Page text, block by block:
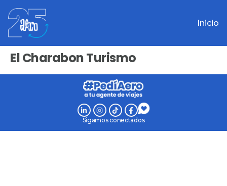
Inicio
El Charabon Turismo
Sigamos conectados